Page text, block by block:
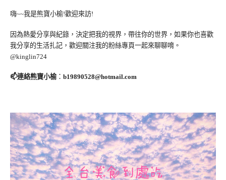
嗨~~我是熊寶小榆!歡迎來訪!
因為熱愛分享與紀錄，決定把我的視界，帶往你的世界，如果你也喜歡
我分享的生活扎記，歡迎關注我的粉絲專頁一起來聊聊唷。
@kinglin724
📫連絡熊寶小榆： b19890528@hotmail.com